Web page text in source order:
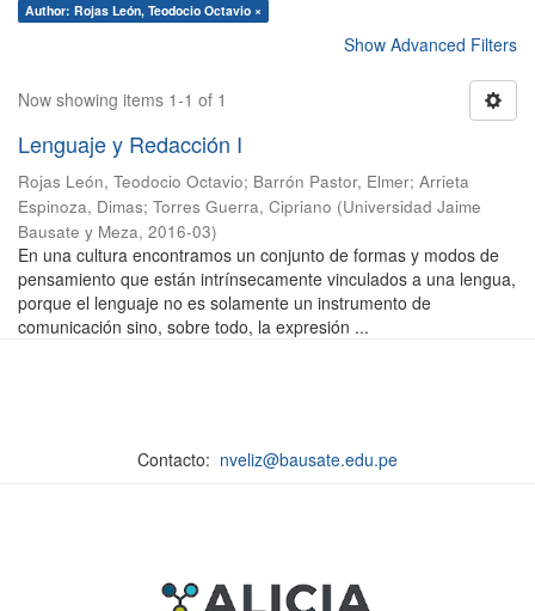
Author: Rojas León, Teodocio Octavio ×
Show Advanced Filters
Now showing items 1-1 of 1
Lenguaje y Redacción I
Rojas León, Teodocio Octavio; Barrón Pastor, Elmer; Arrieta
Espinoza, Dimas; Torres Guerra, Cipriano (Universidad Jaime
Bausate y Meza, 2016-03)
En una cultura encontramos un conjunto de formas y modos de
pensamiento que están intrínsecamente vinculados a una lengua,
porque el lenguaje no es solamente un instrumento de
comunicación sino, sobre todo, la expresión ...
Contacto: nveliz@bausate.edu.pe